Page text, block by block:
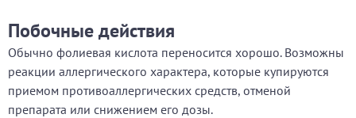
Побочные действия
Обычно фолиевая кислота переносится хорошо. Возможны
реакции аллергического характера, которые купируются
приемом противоаллергических средств, отменой
препарата или снижением его дозы.